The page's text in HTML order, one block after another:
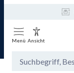
Menü Ansicht